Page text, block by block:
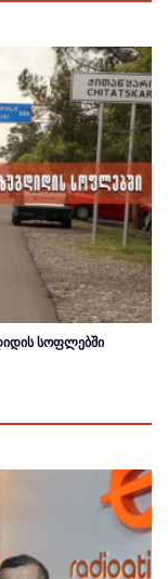
სოფლებში